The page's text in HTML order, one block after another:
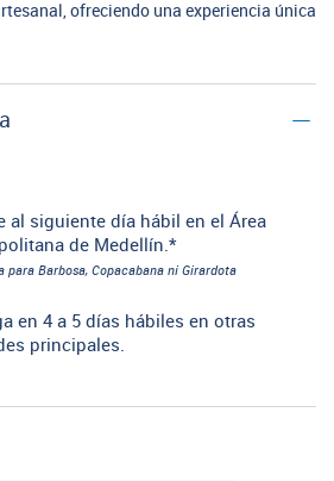
ofreciendo una experiencia única
al siguiente día hábil en el Área
de Medellín.*
para Barbosa, Copacabana ni Girardota
en 4 a 5 días hábiles en otras
principales.